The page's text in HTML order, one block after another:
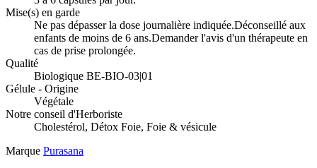
Mise(s) en garde
Ne pas dépasser la dose journalière indiquée.Déconseillé aux
enfants de moins de 6 ans.Demander l'avis d'un thérapeute en
cas de prise prolongée.
Qualité
Biologique BE-BIO-03|01
Gélule - Origine
Végétale
Notre conseil d'Herboriste
Cholestérol, Détox Foie, Foie & vésicule
Marque Purasana